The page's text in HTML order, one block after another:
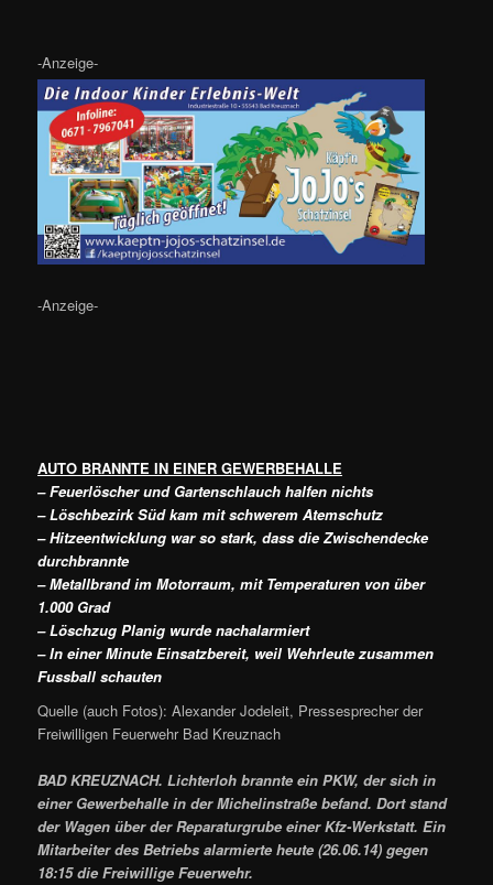
-Anzeige-
-Anzeige-
AUTO BRANNTE IN EINER GEWERBEHALLE
– Feuerlöscher und Gartenschlauch halfen nichts
– Löschbezirk Süd kam mit schwerem Atemschutz
– Hitzeentwicklung war so stark, dass die Zwischendecke
durchbrannte
– Metallbrand im Motorraum, mit Temperaturen von über
1.000 Grad
– Löschzug Planig wurde nachalarmiert
– In einer Minute Einsatzbereit, weil Wehrleute zusammen
Fussball schauten
Quelle (auch Fotos): Alexander Jodeleit, Pressesprecher der
Freiwilligen Feuerwehr Bad Kreuznach
BAD KREUZNACH. Lichterloh brannte ein PKW, der sich in
einer Gewerbehalle in der Michelinstraße befand. Dort stand
der Wagen über der Reparaturgrube einer Kfz-Werkstatt. Ein
Mitarbeiter des Betriebs alarmierte heute (26.06.14) gegen
18:15 die Freiwillige Feuerwehr.